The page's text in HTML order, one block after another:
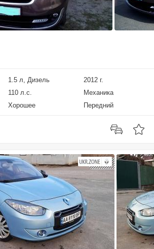
1.5 л, Дизель
2012 г.
110 л.с.
Механика
Хорошее Передний